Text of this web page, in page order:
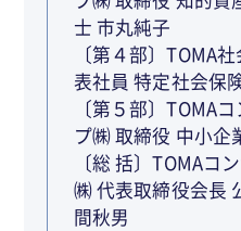
士 市丸純子
〔第４部〕TOMA
表社員 特定社会保
〔第５部〕TOMA
プ㈱ 取締役 中小企
〔総 括〕TOMAコ
㈱ 代表取締役会長
間秋男